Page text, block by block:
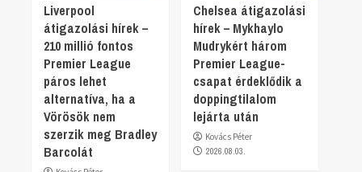
Liverpool
átigazolási hírek –
210 millió fontos
Premier League
páros lehet
alternatíva, ha a
Vörösök nem
szerzik meg Bradley
Barcolát
Chelsea átigazolási
hírek – Mykhaylo
Mudrykért három
Premier League-
csapat érdeklődik a
doppingtilalom
lejárta után
Kovács Péter
2026.08.03.